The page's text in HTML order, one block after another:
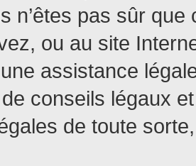
n’êtes pas sûr
ou au site
assistance
conseils légaux
de toute